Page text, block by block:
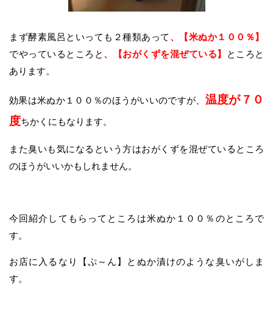
まず酵素風呂といっても２種類あって 、【米ぬか１００％】
でやっているところと 、【おがくずを混ぜている】
ところと
あります。
効果は米ぬか１００％のほうがいいのですが、 温度が７０
度ちかくにもなります。
また臭いも気になるという方はおがくずを混ぜているところ
のほうがいいかもしれません。
今回紹介してもらってところは米ぬか１００％のところで
す。
お店に入るなり【ぷ～ん】とぬか漬けのような臭いがしま
す。